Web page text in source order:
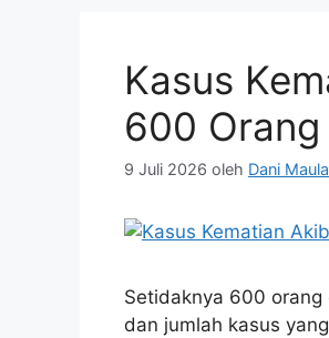
Kasus
600 Orang
9 Juli 2026 oleh Dani
Setidaknya 600 orang
dan jumlah kasus